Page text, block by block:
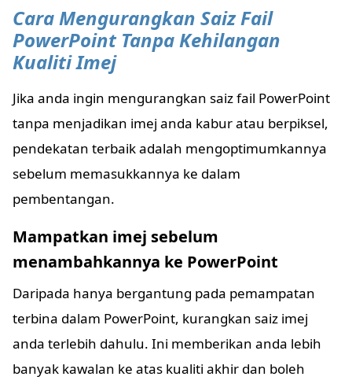
Cara Mengurangkan Saiz Fail
PowerPoint Tanpa Kehilangan
Kualiti Imej
Jika anda ingin mengurangkan saiz fail PowerPoint
tanpa menjadikan imej anda kabur atau berpiksel,
pendekatan terbaik adalah mengoptimumkannya
sebelum memasukkannya ke dalam
pembentangan.
Mampatkan imej sebelum
menambahkannya ke PowerPoint
Daripada hanya bergantung pada pemampatan
terbina dalam PowerPoint, kurangkan saiz imej
anda terlebih dahulu. Ini memberikan anda lebih
banyak kawalan ke atas kualiti akhir dan boleh